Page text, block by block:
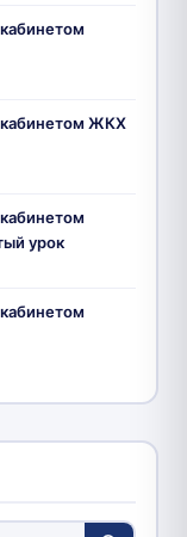
ЖКХ
урок